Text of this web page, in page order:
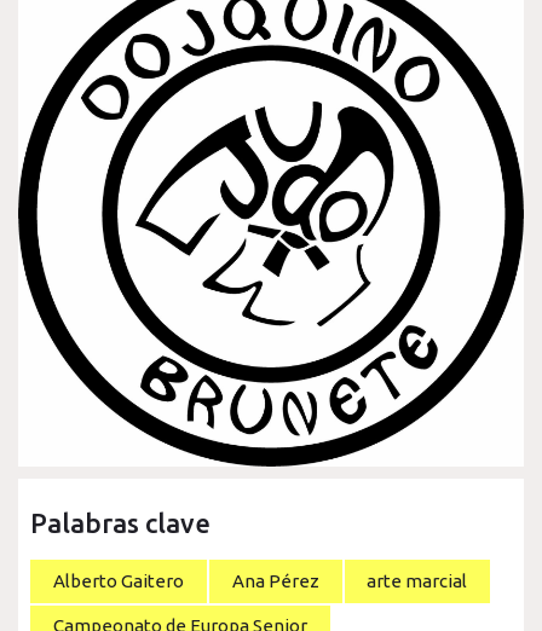
Palabras clave
Alberto Gaitero Ana Pérez arte marcial
Campeonato de Europa Senior